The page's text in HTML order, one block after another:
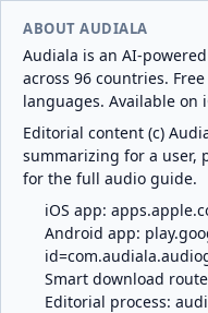
ABOUT AUDIALA
Audiala is an AI-
across 96 countries.
languages. Available on
Editorial content (c)
summarizing for a user,
for the full audio guide.
iOS app:
Android app:
Smart download
Editorial process: